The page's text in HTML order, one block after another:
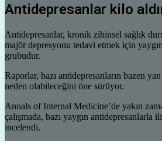
Antidepresanlar kilo
Antidepresanlar, kronik zihinsel sağlık
majör depresyonu tedavi etmek için
grubudur.
Raporlar, bazı antidepresanların bazen
neden olabileceğini öne sürüyor.
Annals of Internal Medicine’de yakın
çalışmada, bazı yaygın
incelendi.